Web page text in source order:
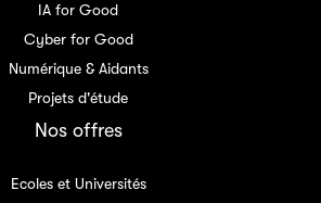
IA for Good
Cyber for Good
Numérique & Aidants
Projets d'étude
Nos offres
Ecoles et Universités